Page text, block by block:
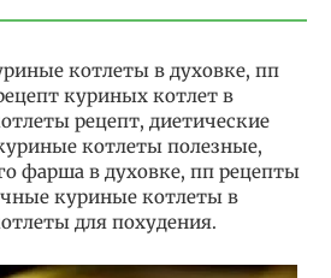
котлеты в духовке, пп
куриных котлет в
рецепт, диетические
котлеты полезные,
фарша в духовке, пп рецепты
куриные котлеты в
для похудения.